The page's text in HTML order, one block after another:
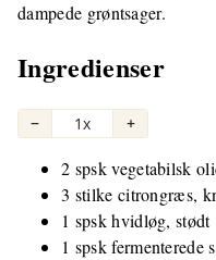
dampede grøntsager.
Ingredienser
− 1x +
2 spsk vegetabilsk
3 stilke citrongræs,
1 spsk hvidløg, stødt
1 spsk fermenterede